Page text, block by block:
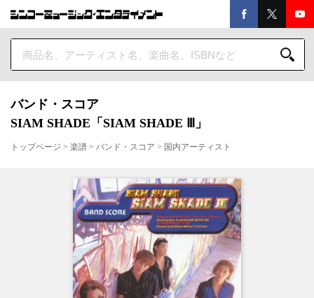
バンド・スコア
SIAM SHADE「SIAM SHADE Ⅲ」
トップページ > 楽譜 > バンド・スコア > 国内アーティスト